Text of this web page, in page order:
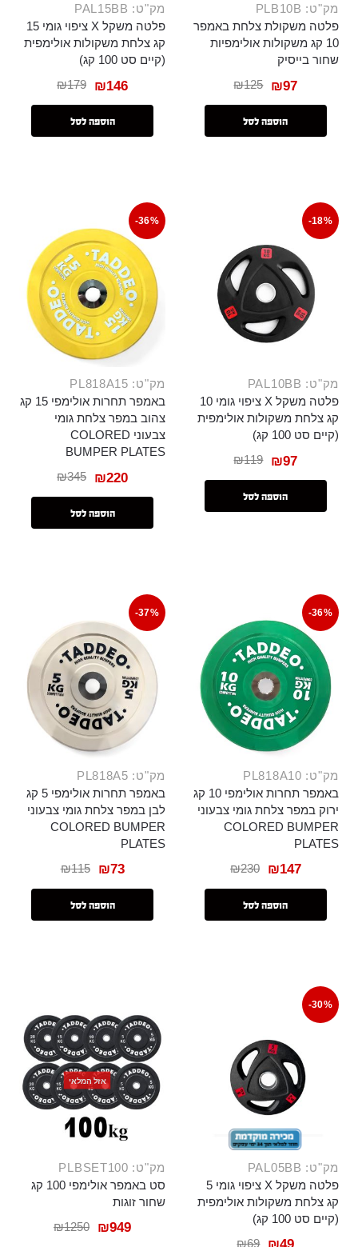
מק"ט: PLB10B
פלטה משקולת צלחת באמפר
10 קג משקולות אולימפיות
שחור בייסיק
₪125 ₪97
הוספה לסל
מק"ט: PAL15BB
פלטה משקל X ציפוי גומי 15
קג צלחת משקולות אולימפית
(קיים סט 100 קג)
₪179 ₪146
הוספה לסל
-18%
מק"ט: PAL10BB
פלטה משקל X ציפוי גומי 10
קג צלחת משקולות אולימפית
(קיים סט 100 קג)
₪119 ₪97
הוספה לסל
-36%
מק"ט: PL818A15
באמפר תחרות אולימפי 15 קג
צהוב במפר צלחת גומי
צבעוני COLORED
BUMPER PLATES
₪345 ₪220
הוספה לסל
-36%
מק"ט: PL818A10
באמפר תחרות אולימפי 10 קג
ירוק במפר צלחת גומי צבעוני
COLORED BUMPER
PLATES
₪230 ₪147
הוספה לסל
-37%
מק"ט: PL818A5
באמפר תחרות אולימפי 5 קג
לבן במפר צלחת גומי צבעוני
COLORED BUMPER
PLATES
₪115 ₪73
הוספה לסל
-30%
מק"ט: PAL05BB
פלטה משקל X ציפוי גומי 5
קג צלחת משקולות אולימפית
(קיים סט 100 קג)
₪69
אזל המלאי
מק"ט: PLBSET100
סט באמפר אולימפי 100 קג
שחור זוגות
₪1250 ₪949